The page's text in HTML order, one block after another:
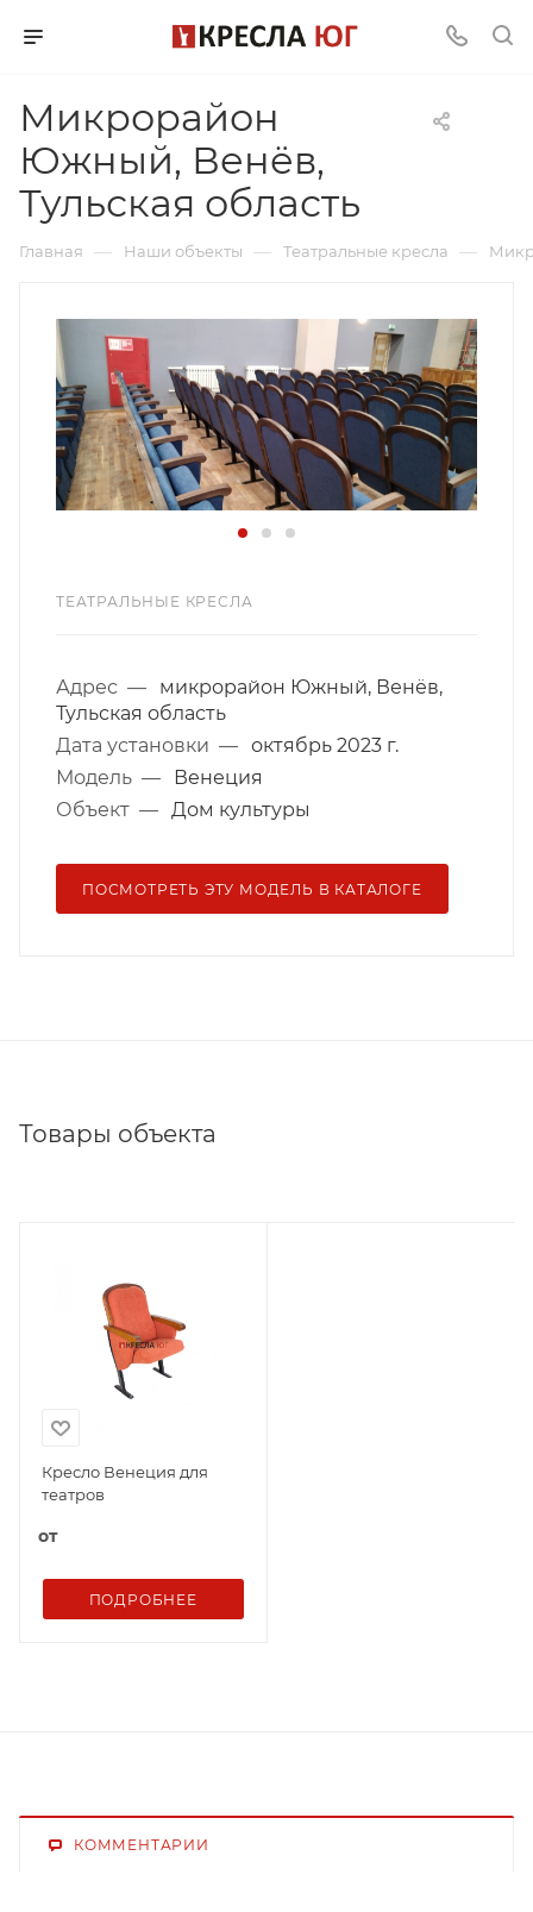
Микрорайон
Южный, Венёв,
Тульская область
Главная — Наши объекты — Театральные кресла —
ТЕАТРАЛЬНЫЕ КРЕСЛА
Адрес —
микрорайон Южный, Венёв,
Тульская область
Дата установки — октябрь 2023 г.
Модель —
Венеция
Объект — Дом культуры
ПОСМОТРЕТЬ ЭТУ МОДЕЛЬ В КАТАЛОГЕ
Товары объекта
Кресло Венеция для
театров
от
ПОДРОБНЕЕ
КОММЕНТАРИИ